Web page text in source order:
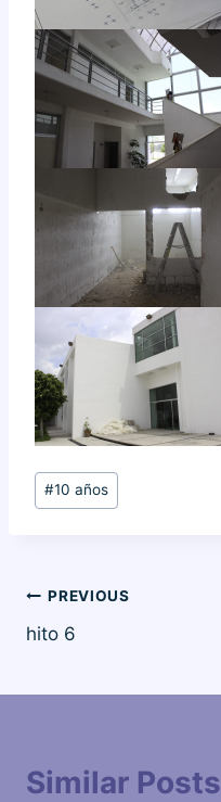
Post
Tags:
#10 años
Navegación
de
entradas
PREVIOUS
hito 6
Similar Posts